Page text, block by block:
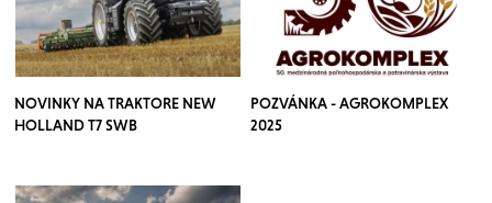
NOVINKY NA TRAKTORE NEW
HOLLAND T7 SWB
POZVÁNKA - AGROKOMPLEX
2025